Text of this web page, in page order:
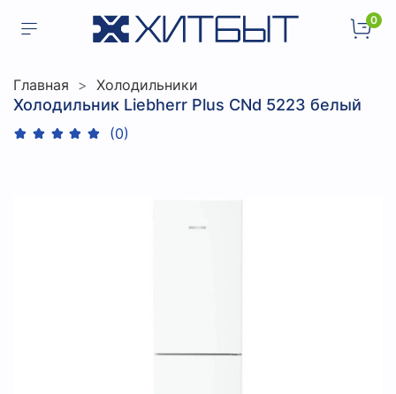
0
Главная Холодильники
Холодильник Liebherr Plus CNd 5223 белый
(0)